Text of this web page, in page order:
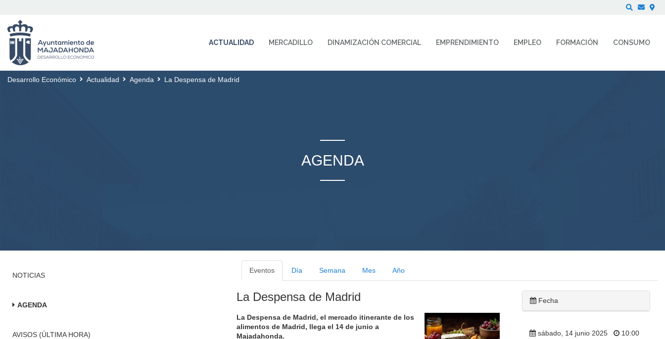
ACTUALIDAD MERCADILLO DINAMIZACIÓN COMERCIAL EMPRENDIMIENTO EMPLEO FORMACIÓN CONSUMO
Desarrollo Económico Actualidad Agenda La Despensa de Madrid
AGENDA
NOTICIAS
AGENDA
AVISOS (ÚLTIMA HORA)
Eventos Día Semana Mes Año
La Despensa de Madrid
La Despensa de Madrid, el mercado itinerante de los
alimentos de Madrid, llega el 14 de junio a
Majadahonda.
Fecha
sábado, 14 junio 2025
10:00